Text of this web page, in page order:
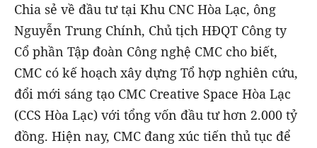
Chia sẻ về đầu tư tại Khu CNC Hòa Lạc, ông
Nguyễn Trung Chính, Chủ tịch HĐQT Công ty
Cổ phần Tập đoàn Công nghệ CMC cho biết,
CMC có kế hoạch xây dựng Tổ hợp nghiên cứu,
đổi mới sáng tạo CMC Creative Space Hòa Lạc
(CCS Hòa Lạc) với tổng vốn đầu tư hơn 2.000 tỷ
đồng. Hiện nay, CMC đang xúc tiến thủ tục để